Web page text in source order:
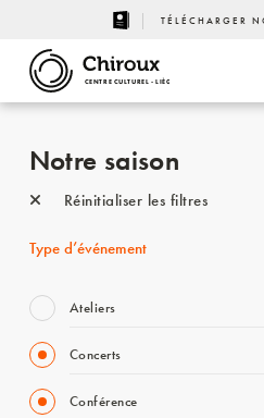
TÉLÉCHARGER
CENTRE CULTUREL - LIÈGE
Notre saison
Réinitialiser les filtres
Type d’événement
Ateliers
Concerts
Conférence